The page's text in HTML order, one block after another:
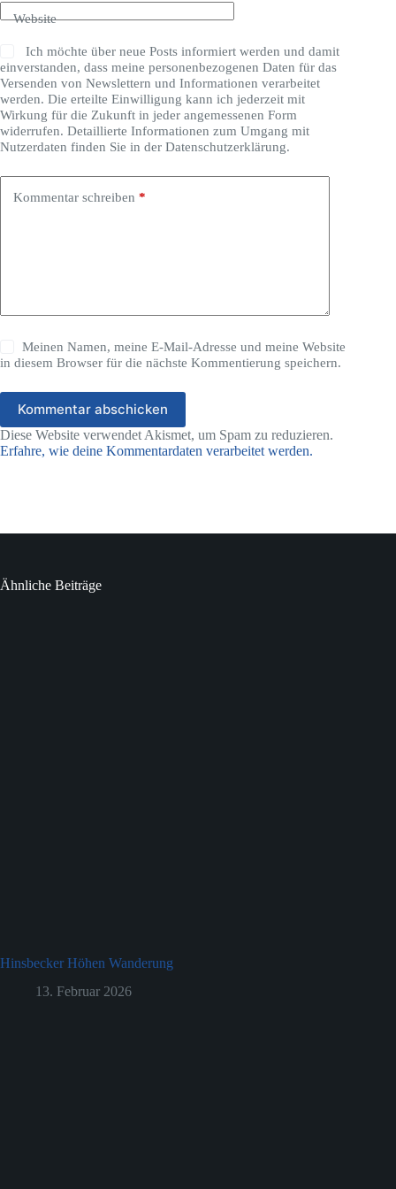
Website
Ich möchte über neue Posts informiert werden und damit
einverstanden, dass meine personenbezogenen Daten für das
Versenden von Newslettern und Informationen verarbeitet
werden. Die erteilte Einwilligung kann ich jederzeit mit
Wirkung für die Zukunft in jeder angemessenen Form
widerrufen. Detaillierte Informationen zum Umgang mit
Nutzerdaten finden Sie in der Datenschutzerklärung.
Kommentar schreiben *
Meinen Namen, meine E-Mail-Adresse und meine Website
in diesem Browser für die nächste Kommentierung speichern.
Kommentar abschicken
Diese Website verwendet Akismet, um Spam zu reduzieren.
Erfahre, wie deine Kommentardaten verarbeitet werden.
Ähnliche Beiträge
Hinsbecker Höhen Wanderung
13. Februar 2026